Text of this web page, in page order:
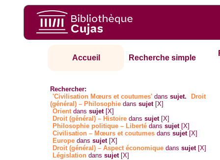
Accueil Recherche simple
Rechercher:
'Civilisation Mœurs et coutumes' danssujet.
Droit
(général) – Philosophie danssujet [X]
Orientdanssujet [X]
Droit (général) – Histoire danssujet [X]
Philosophie politique – Liberté danssujet [X]
Civilisation – Mœurs et coutumes danssujet [X]
Europe danssujet [X]
Droit (général) – Aspect économique danssujet [X]
Législation danssujet [X]